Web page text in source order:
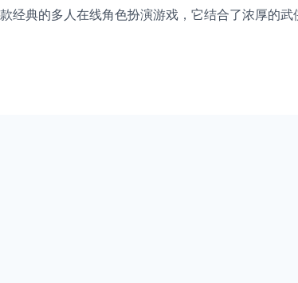
款经典的多人在线角色扮演游戏，它结合了浓厚的